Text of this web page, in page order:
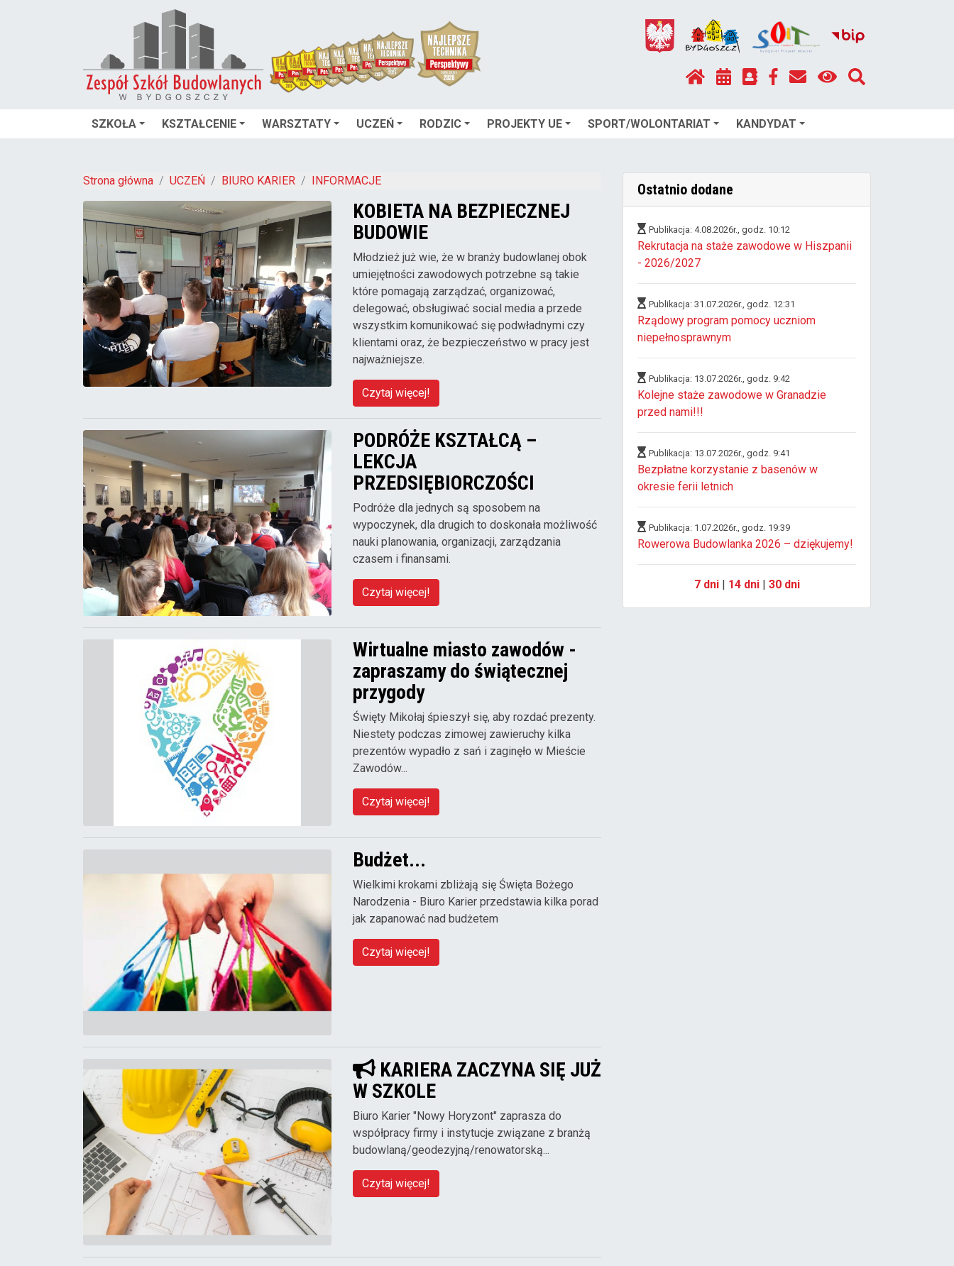
SZKOŁA KSZTAŁCENIE WARSZTATY UCZEŃ RODZIC PROJEKTY UE SPORT/WOLONTARIAT KANDYDAT
Strona główna UCZEŃ BIURO KARIER INFORMACJE
KOBIETA NA BEZPIECZNEJ
BUDOWIE
Młodzież już wie, że w branży budowlanej obok
umiejętności zawodowych potrzebne są takie
które pomagają zarządzać, organizować,
delegować, obsługiwać social media a przede
wszystkim komunikować się podwładnymi czy
klientami oraz, że bezpieczeństwo w pracy jest
najważniejsze.
Czytaj więcej!
PODRÓŻE KSZTAŁCĄ –
LEKCJA
PRZEDSIĘBIORCZOŚCI
Podróże dla jednych są sposobem na
wypoczynek, dla drugich to doskonała możliwość
nauki planowania, organizacji, zarządzania
czasem i finansami.
Czytaj więcej!
Wirtualne miasto zawodów -
zapraszamy do świątecznej
przygody
Święty Mikołaj śpieszył się, aby rozdać prezenty.
Niestety podczas zimowej zawieruchy kilka
prezentów wypadło z sań i zaginęło w Mieście
Zawodów...
Czytaj więcej!
Budżet...
Wielkimi krokami zbliżają się Święta Bożego
Narodzenia - Biuro Karier przedstawia kilka porad
jak zapanować nad budżetem
Czytaj więcej!
KARIERA ZACZYNA SIĘ JUŻ
W SZKOLE
Biuro Karier "Nowy Horyzont" zaprasza do
współpracy firmy i instytucje związane z branżą
budowlaną/geodezyjną/renowatorską...
Czytaj więcej!
Ostatnio dodane
Publikacja: 4.08.2026r., godz. 10:12
Rekrutacja na staże zawodowe w Hiszpanii
- 2026/2027
Publikacja: 31.07.2026r., godz. 12:31
Rządowy program pomocy uczniom
niepełnosprawnym
Publikacja: 13.07.2026r., godz. 9:42
Kolejne staże zawodowe w Granadzie
przed nami!!!
Publikacja: 13.07.2026r., godz. 9:41
Bezpłatne korzystanie z basenów w
okresie ferii letnich
Publikacja: 1.07.2026r., godz. 19:39
Rowerowa Budowlanka 2026 – dziękujemy!
7 dni| 14 dni| 30 dni